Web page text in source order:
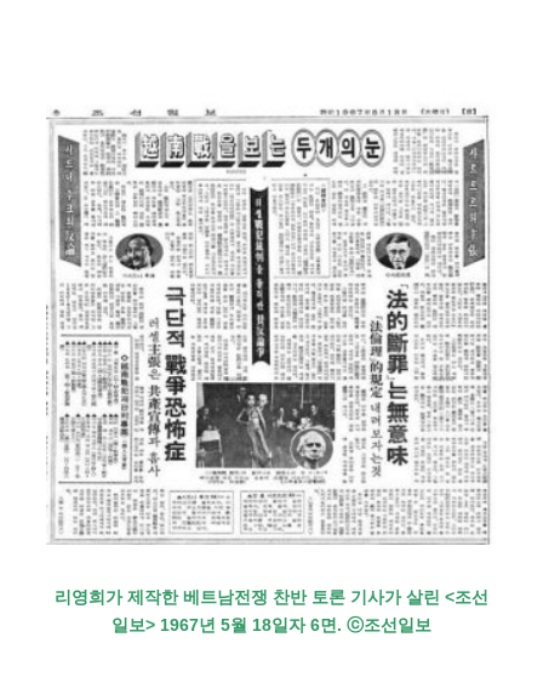
리영희가 제작한 베트남전쟁 찬반 토론 기사가 살린 <조선
일보> 1967년 5월 18일자 6면. ⓒ조선일보